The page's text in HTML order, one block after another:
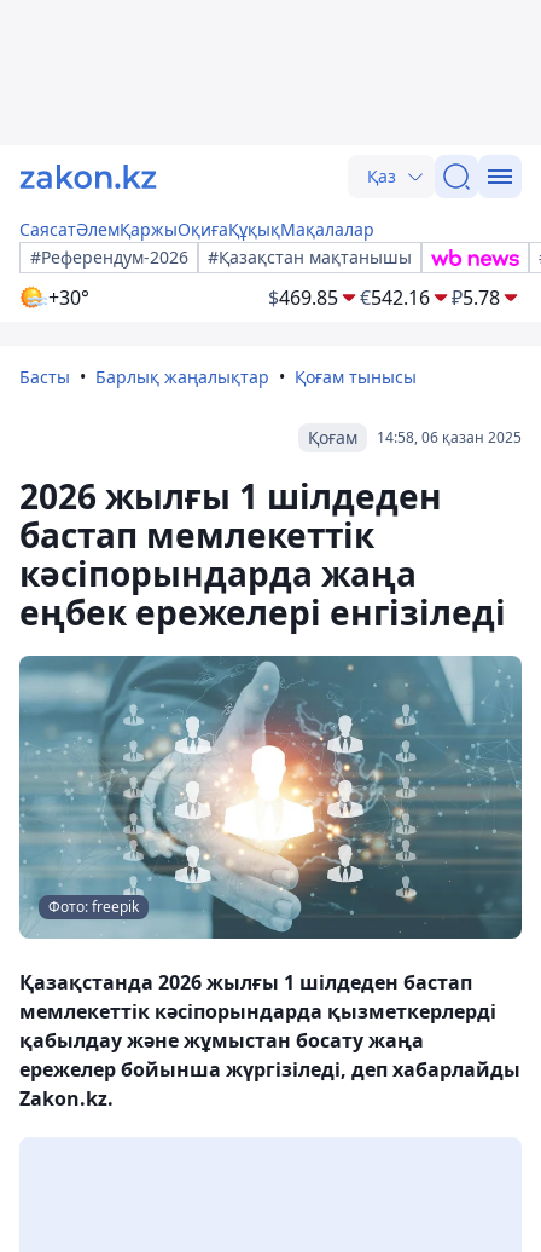
Қаз
СаясатӘлемҚаржыОқиғаҚұқықМақалалар
#Референдум-2026
#Қазақстан мақтанышы
+30° $469.85 €542.16 ₽5.78
Басты Барлық жаңалықтар Қоғам тынысы
14:58, 06 қазан 2025
Қоғам
2026 жылғы 1 шілдеден
бастап мемлекеттік
кәсіпорындарда жаңа
еңбек ережелері енгізіледі
Фото: freepik
Қазақстанда 2026 жылғы 1 шілдеден бастап
мемлекеттік кәсіпорындарда қызметкерлерді
қабылдау және жұмыстан босату жаңа
ережелер бойынша жүргізіледі, деп хабарлайды
Zakon.kz.